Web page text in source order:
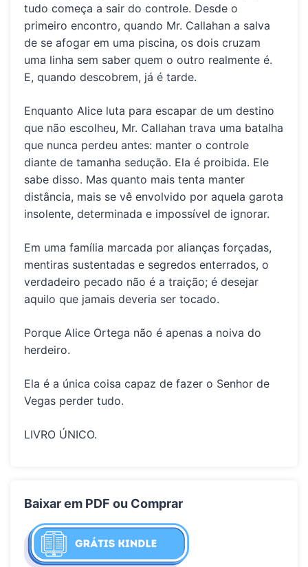
tudo começa a sair do controle. Desde o
primeiro encontro, quando Mr. Callahan a salva
de se afogar em uma piscina, os dois cruzam
uma linha sem saber quem o outro realmente é.
E, quando descobrem, já é tarde.
Enquanto Alice luta para escapar de um destino
que não escolheu, Mr. Callahan trava uma batalha
que nunca perdeu antes: manter o controle
diante de tamanha sedução. Ela é proibida. Ele
sabe disso. Mas quanto mais tenta manter
distância, mais se vê envolvido por aquela garota
insolente, determinada e impossível de ignorar.
Em uma família marcada por alianças forçadas,
mentiras sustentadas e segredos enterrados, o
verdadeiro pecado não é a traição; é desejar
aquilo que jamais deveria ser tocado.
Porque Alice Ortega não é apenas a noiva do
herdeiro.
Ela é a única coisa capaz de fazer o Senhor de
Vegas perder tudo.
LIVRO ÚNICO.
Baixar em PDF ou Comprar